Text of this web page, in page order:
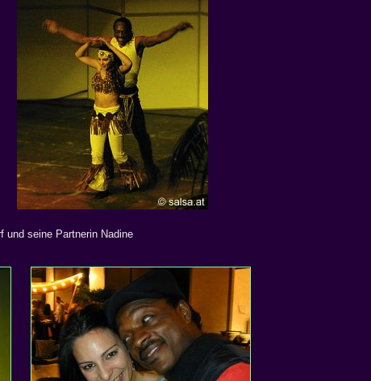
und seine Partnerin Nadine